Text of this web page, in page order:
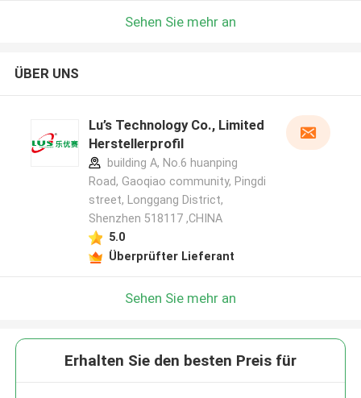
Sehen Sie mehr an
ÜBER UNS
Lu’s Technology Co., Limited
Herstellerprofil
building A, No.6 huanping
Road, Gaoqiao community, Pingdi
street, Longgang District,
Shenzhen 518117 ,CHINA
5.0
Überprüfter Lieferant
Sehen Sie mehr an
Erhalten Sie den besten Preis für